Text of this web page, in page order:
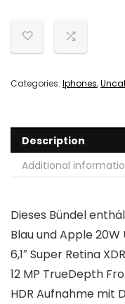
Categories: Iphones,
Description
Additional
Dieses Bündel
Blau und Apple
6,1″ Super Retina
12 MP TrueDepth
HDR Aufnahme mit